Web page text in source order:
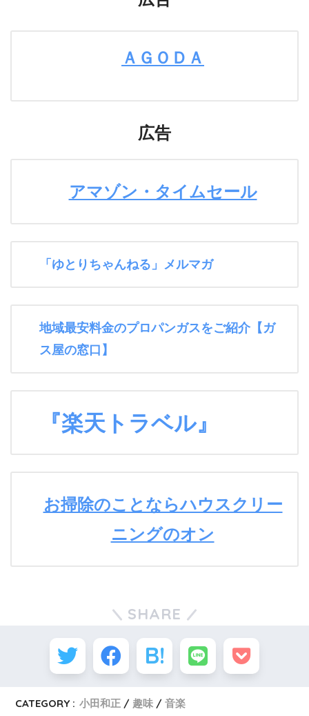
ＡＧＯＤＡ
広告
アマゾン・タイムセール
「ゆとりちゃんねる」メルマガ
地域最安料金のプロパンガスをご紹介【ガ
ス屋の窓口】
『楽天トラベル』
お掃除のことならハウスクリー
ニングのオン
SHARE
CATEGORY : 小田和正 趣味 音楽